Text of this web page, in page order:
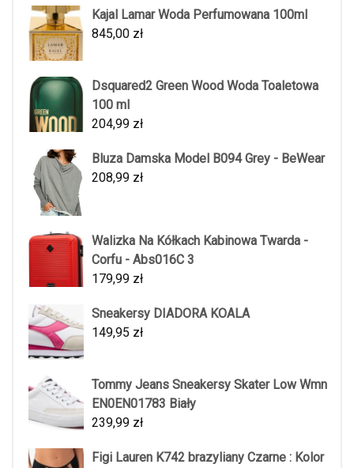
Kajal Lamar Woda Perfumowana 100ml
845,00 zł
Dsquared2 Green Wood Woda Toaletowa
100 ml
204,99 zł
Bluza Damska Model B094 Grey - BeWear
208,99 zł
Walizka Na Kółkach Kabinowa Twarda -
Corfu - Abs016C 3
179,99 zł
Sneakersy DIADORA KOALA
149,95 zł
Tommy Jeans Sneakersy Skater Low Wmn
EN0EN01783 Biały
239,99 zł
Figi Lauren K742 brazyliany Czarne : Kolor